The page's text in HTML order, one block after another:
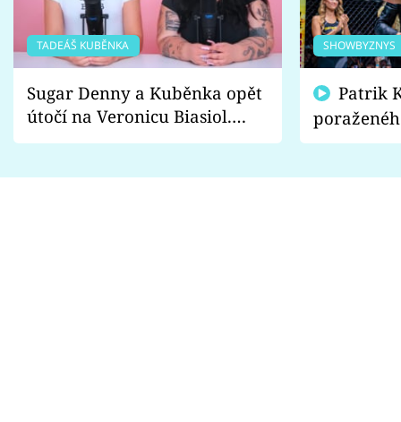
TADEÁŠ KUBĚNKA
Sugar Denny a Kuběnka opět
útočí na Veronicu Biasiol.
Proč je podle nich falešná a
SHOWBYZNYS
fanoušci